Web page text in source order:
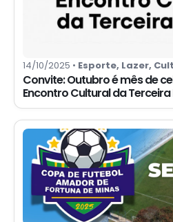
14/10/2025 • Esporte, Lazer,
Convite: Outubro é mês de
Encontro Cultural da